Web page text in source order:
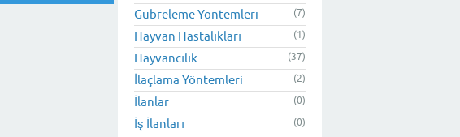
Gübreleme Yöntemleri (7)
Hayvan Hastalıkları (1)
Hayvancılık (37)
İlaçlama Yöntemleri (2)
İlanlar (0)
İş İlanları (0)